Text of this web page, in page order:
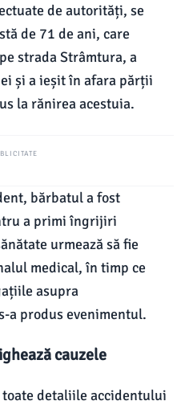
de autorități, se
de 71 de ani, care
strada Strâmtura, a
și a ieșit în afara părții
la rănirea acestuia.
bărbatul a fost
a primi îngrijiri
urmează să fie
medical, în timp ce
asupra
a produs evenimentul.
cauzele
detaliile accidentului